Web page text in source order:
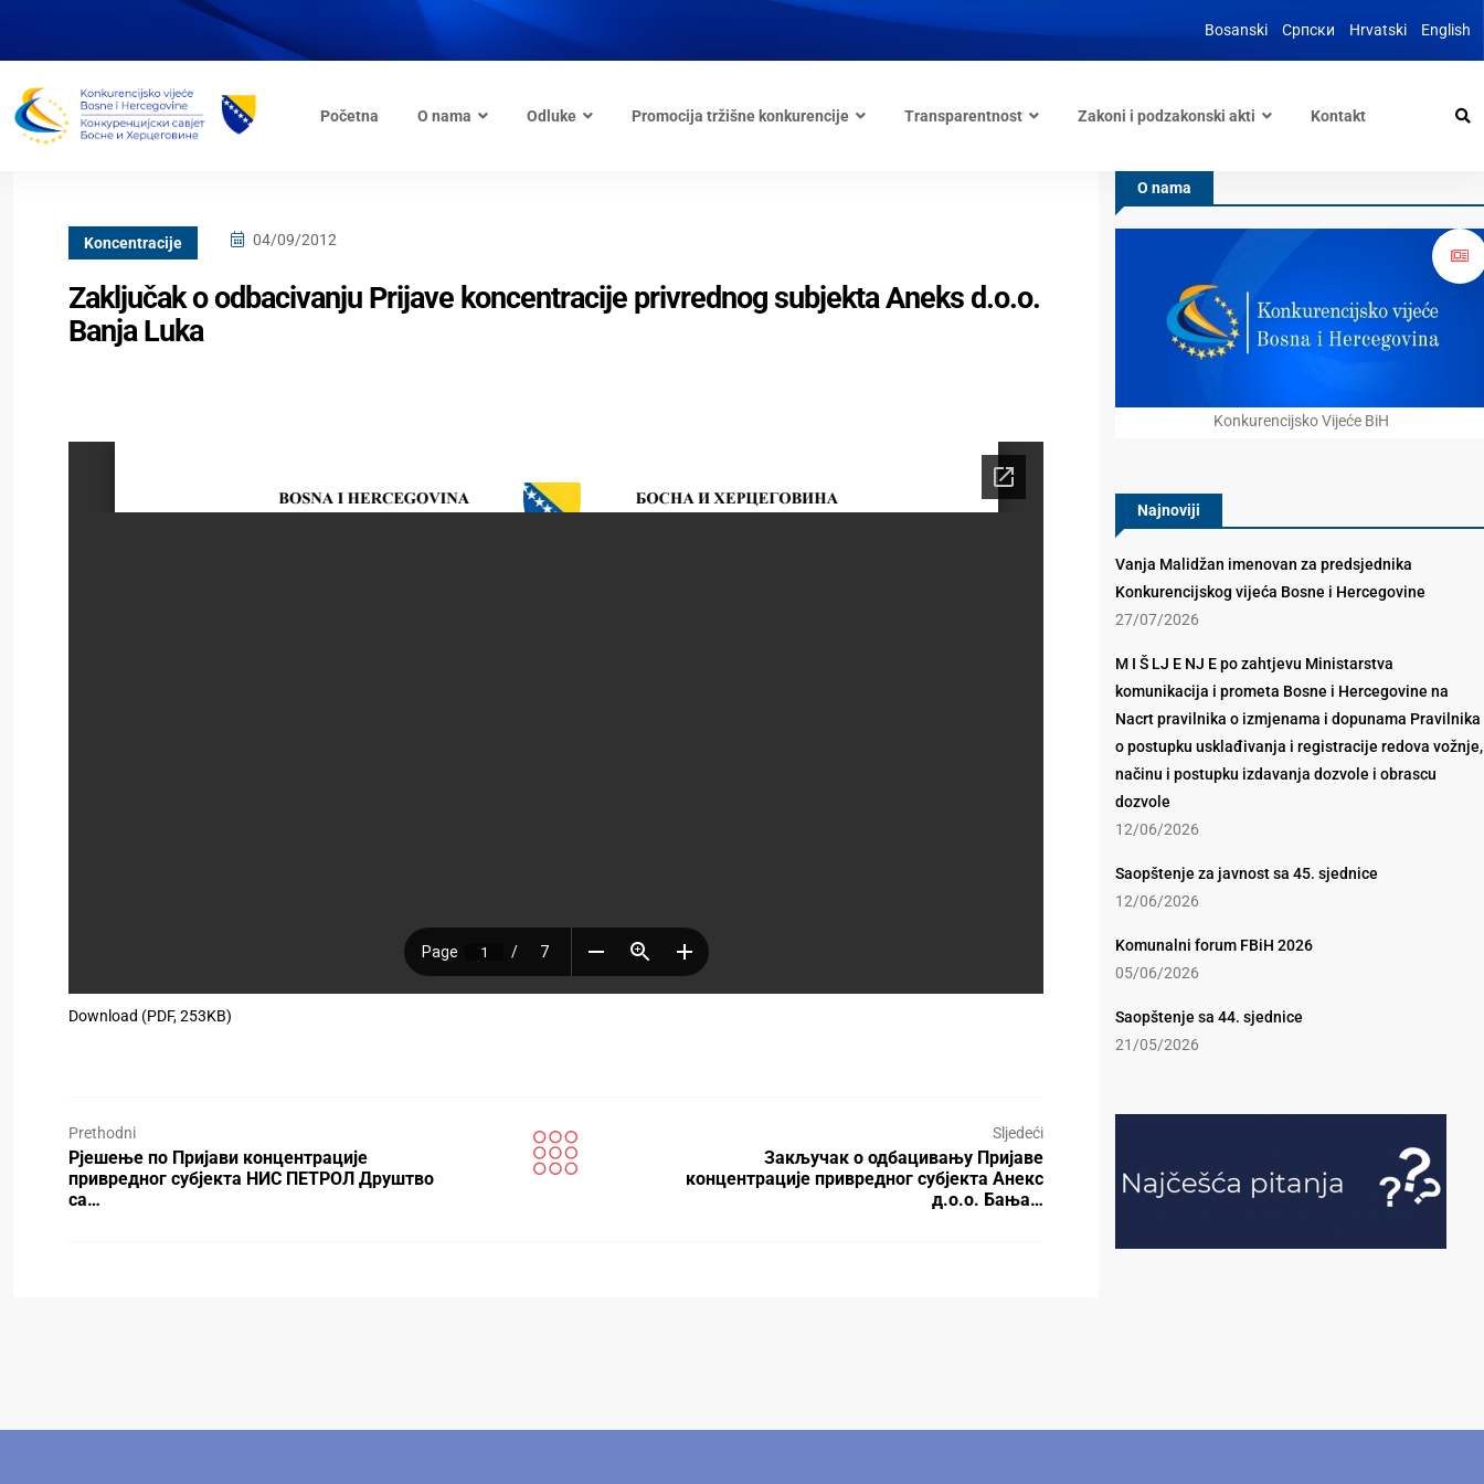
Bosanski Српски Hrvatski English
Početna O nama Odluke Promocija tržišne konkurencije Transparentnost Zakoni i podzakonski akti Kontakt
Koncentracije 04/09/2012
Zaključak o odbacivanju Prijave koncentracije privrednog subjekta Aneks d.o.o.
Banja Luka
Download (PDF, 253KB)
Prethodni
Рјешење по Пријави концентрације
привредног субјекта НИС ПЕТРОЛ Друштво
са…
Sljedeći
Закључак о одбацивању Пријаве
концентрације привредног субјекта Анекс
д.о.о. Бања…
O nama
Konkurencijsko Vijeće BiH
Najnoviji
Vanja Malidžan imenovan za predsjednika
Konkurencijskog vijeća Bosne i Hercegovine
27/07/2026
M I Š LJ E NJ E po zahtjevu Ministarstva
komunikacija i prometa Bosne i Hercegovine na
Nacrt pravilnika o izmjenama i dopunama Pravilnika
o postupku usklađivanja i registracije redova vožnje,
načinu i postupku izdavanja dozvole i obrascu
dozvole
12/06/2026
Saopštenje za javnost sa 45. sjednice
12/06/2026
Komunalni forum FBiH 2026
05/06/2026
Saopštenje sa 44. sjednice
21/05/2026